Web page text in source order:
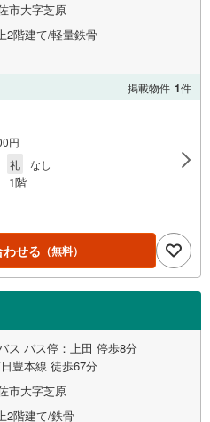
市大字芝原
2階建て/軽量鉄骨
掲載物件 1件
円
礼 なし
1階
せる （無料）
ス バス停：上田 停歩8分
豊本線 徒歩67分
市大字芝原
2階建て/鉄骨